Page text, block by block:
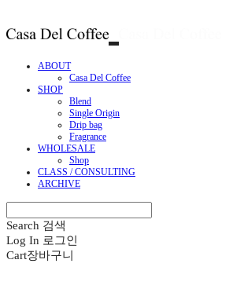
ABOUT
Casa Del Coffee
SHOP
Blend
Single Origin
Drip bag
Fragrance
WHOLESALE
Shop
CLASS / CONSULTING
ARCHIVE
Search 검색
Log In 로그인
Cart장바구니